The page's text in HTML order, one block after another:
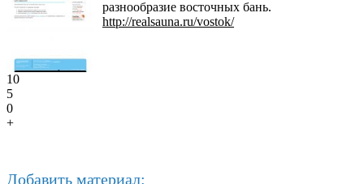
разнообразие восточных бань.
http://realsauna.ru/vostok/
10
5
0
+
Добавить материал: